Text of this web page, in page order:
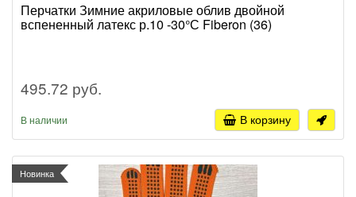
Перчатки Зимние акриловые облив двойной
вспененный латекс р.10 -30°С Fiberon (36)
495.72 руб.
В наличии В корзину
Новинка